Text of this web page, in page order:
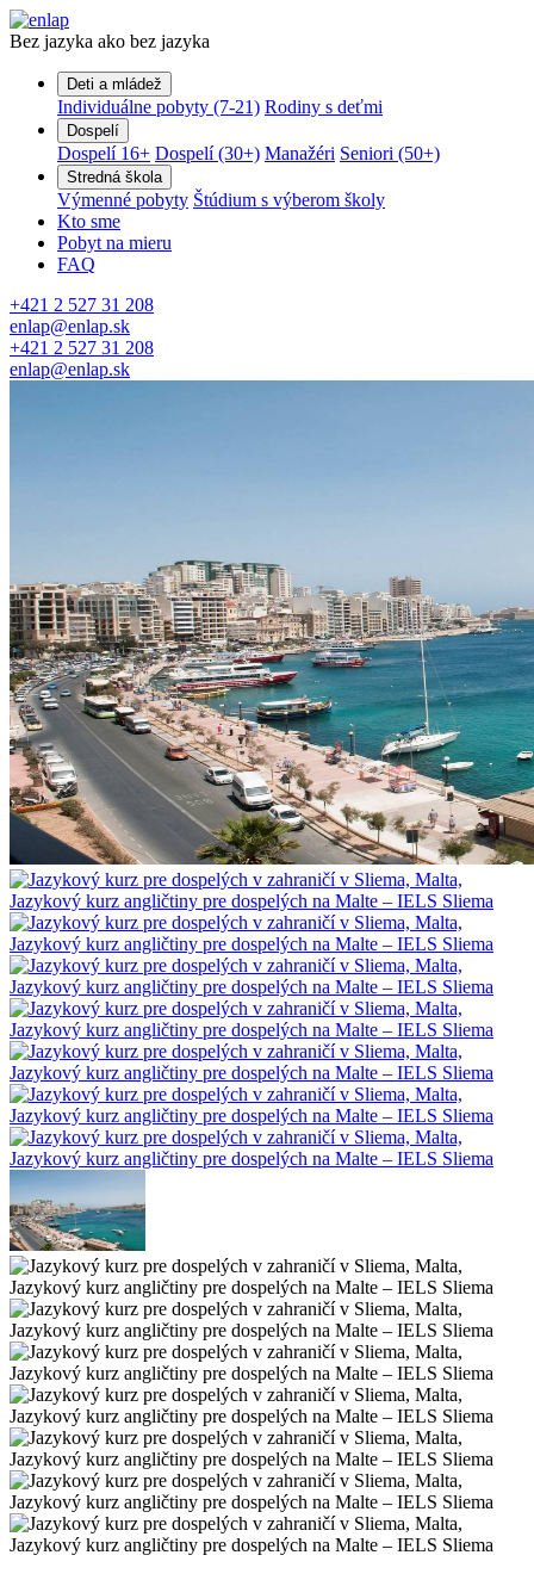
Bez jazyka ako bez jazyka
Deti a mládež
Individuálne pobyty (7-21) Rodiny s deťmi
Dospelí
Dospelí 16+ Dospelí (30+) Manažéri Seniori (50+)
Stredná škola
Výmenné pobyty Štúdium s výberom školy
Kto sme
Pobyt na mieru
FAQ
+421 2 527 31 208
enlap@enlap.sk
+421 2 527 31 208
enlap@enlap.sk